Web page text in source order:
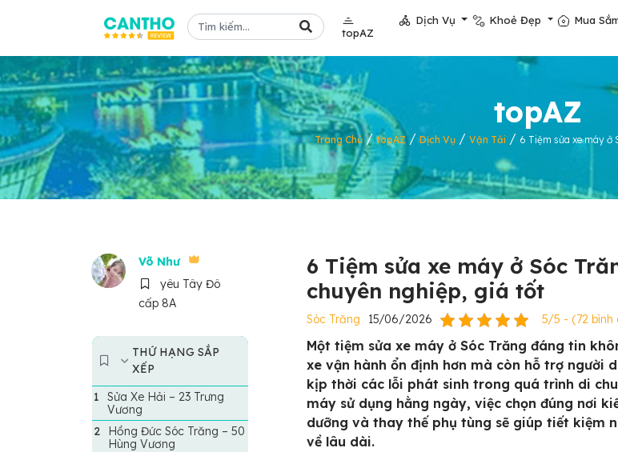
topAZ
Dịch Vụ Khoẻ Đẹp Mua
topAZ
Trang Chủ/topAZ/ Dịch Vụ/ Vận Tải / 6 Tiệm sửa xe máy ở
Võ Như
yêu Tây Đô
cấp 8A
6 Tiệm sửa xe máy ở Sóc
chuyên nghiệp, giá tốt
Sóc Trăng 15/06/2026 5/5 - (72 bình
THỨ HẠNG SẮP
XẾP
Sửa Xe Hải – 23 Trưng
Vương
Hồng Đức Sóc Trăng – 50
Hùng Vương
Một tiệm sửa xe máy ở Sóc Trăng đáng tin
xe vận hành ổn định hơn mà còn hỗ trợ người
kịp thời các lỗi phát sinh trong quá trình di
máy sử dụng hằng ngày, việc chọn đúng nơi
dưỡng và thay thế phụ tùng sẽ giúp tiết kiệm
về lâu dài.